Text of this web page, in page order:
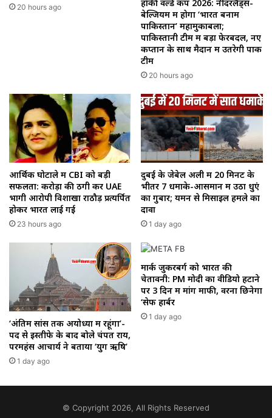
20 hours ago
हॉकी वर्ल्ड कप 2026: नीदरलैंड्स-
बेल्जियम में होगा ‘भारत बनाम
पाकिस्तान’ महामुकाबला;
पाकिस्तानी टीम में बड़ा फेरबदल, नए
कप्तान के साथ मैदान में उतरेगी पाक
टीम
20 hours ago
आर्थिक घोटाले में CBI को बड़ी
सफलता: करोड़ों की ठगी कर UAE
भागी आरोपी विशाखा राठौड़ प्रत्यर्पित
होकर भारत लाई गई
23 hours ago
दुबई के जेबेल अली में 20 मिनट के
भीतर 7 धमाके-आसमान में उठा धुएं
का गुबार; यमन से मिसाइल हमले का
दावा
1 day ago
‘अंतिम सांस तक अयोध्या में रहूंगा’-
पद से इस्तीफे के बाद बोले चंपत राय,
परमहंस आचार्य ने बताया ‘युग ऋषि’
1 day ago
मार्क जुकरबर्ग को भारत की
चेतावनी: PM मोदी का वीडियो हटाने
पर 3 दिन में मांगें माफी, वरना छिनेगा
‘सेफ हार्बर
1 day ago
© Copyright 2026, All Rights Reserved